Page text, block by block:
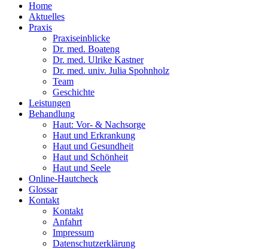
Home
Aktuelles
Praxis
Praxiseinblicke
Dr. med. Boateng
Dr. med. Ulrike Kastner
Dr. med. univ. Julia Spohnholz
Team
Geschichte
Leistungen
Behandlung
Haut: Vor- & Nachsorge
Haut und Erkrankung
Haut und Gesundheit
Haut und Schönheit
Haut und Seele
Online-Hautcheck
Glossar
Kontakt
Kontakt
Anfahrt
Impressum
Datenschutzerklärung